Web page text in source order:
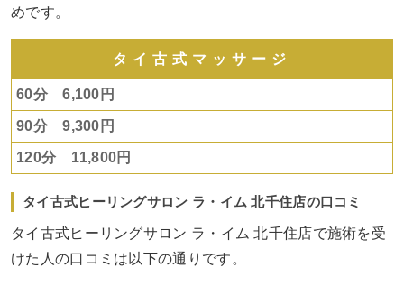
めです。
タイ古式マッサージ
60分 6,100円
90分 9,300円
120分 11,800円
タイ古式ヒーリングサロン ラ・イム 北千住店の口コミ
タイ古式ヒーリングサロン ラ・イム 北千住店で施術を受
けた人の口コミは以下の通りです。